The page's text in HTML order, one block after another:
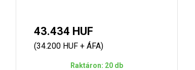
43.434 HUF
(34.200 HUF + ÁFA)
Raktáron: 20 db